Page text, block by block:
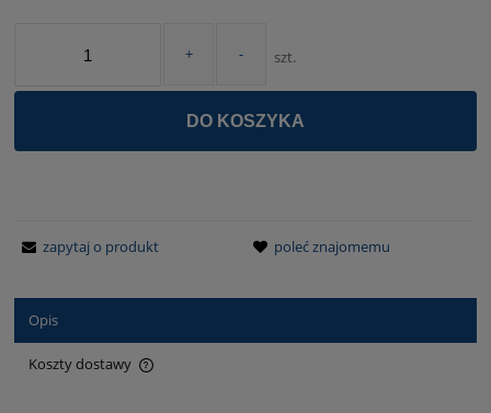
+ - szt.
DO KOSZYKA
zapytaj o produkt poleć znajomemu
Opis
Koszty dostawy
Cena nie zawiera ewentualnych kosztów płatności